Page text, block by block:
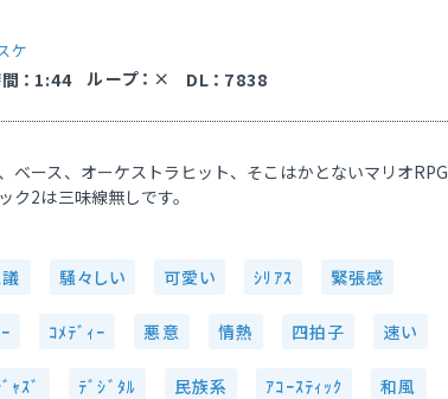
ケ
： 1:44 ループ ： DL ： 7838
ベース、オーケストラヒット、そこはかとないマリオRPG
ク2は三味線無しです。
騒々しい 可愛い ｼﾘｱｽ 緊張感
ｺﾒﾃﾞｨｰ 悪意 情熱 四拍子 速い
ｬｽﾞ ﾃﾞｼﾞﾀﾙ 民族系 ｱｺｰｽﾃｨｯｸ 和風